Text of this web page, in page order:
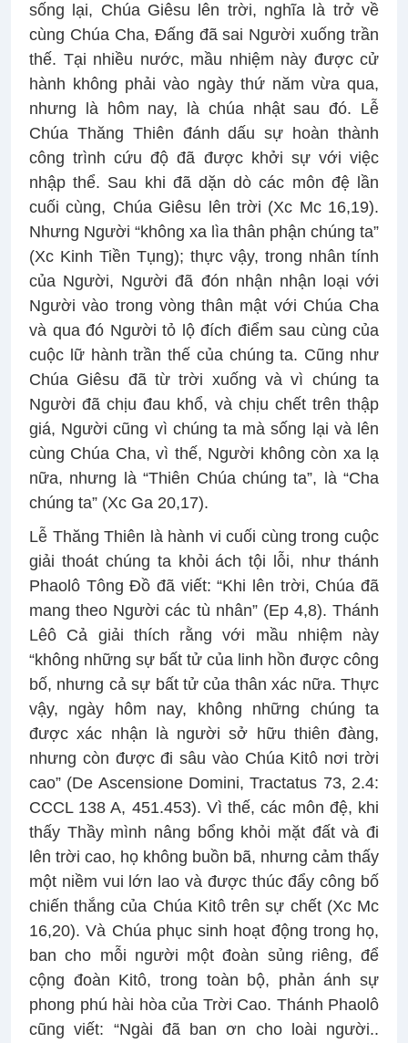
sống lại, Chúa Giêsu lên trời, nghĩa là trở về
cùng Chúa Cha, Đấng đã sai Người xuống trần
thế. Tại nhiều nước, mầu nhiệm này được cử
hành không phải vào ngày thứ năm vừa qua,
nhưng là hôm nay, là chúa nhật sau đó. Lễ
Chúa Thăng Thiên đánh dấu sự hoàn thành
công trình cứu độ đã được khởi sự với việc
nhập thể. Sau khi đã dặn dò các môn đệ lần
cuối cùng, Chúa Giêsu lên trời (Xc Mc 16,19).
Nhưng Người “không xa lìa thân phận chúng ta”
(Xc Kinh Tiền Tụng); thực vậy, trong nhân tính
của Người, Người đã đón nhận nhận loại với
Người vào trong vòng thân mật với Chúa Cha
và qua đó Người tỏ lộ đích điểm sau cùng của
cuộc lữ hành trần thế của chúng ta. Cũng như
Chúa Giêsu đã từ trời xuống và vì chúng ta
Người đã chịu đau khổ, và chịu chết trên thập
giá, Người cũng vì chúng ta mà sống lại và lên
cùng Chúa Cha, vì thế, Người không còn xa lạ
nữa, nhưng là “Thiên Chúa chúng ta”, là “Cha
chúng ta” (Xc Ga 20,17).
Lễ Thăng Thiên là hành vi cuối cùng trong cuộc
giải thoát chúng ta khỏi ách tội lỗi, như thánh
Phaolô Tông Đồ đã viết: “Khi lên trời, Chúa đã
mang theo Người các tù nhân” (Ep 4,8). Thánh
Lêô Cả giải thích rằng với mầu nhiệm này
“không những sự bất tử của linh hồn được công
bố, nhưng cả sự bất tử của thân xác nữa. Thực
vậy, ngày hôm nay, không những chúng ta
được xác nhận là người sở hữu thiên đàng,
nhưng còn được đi sâu vào Chúa Kitô nơi trời
cao” (De Ascensione Domini, Tractatus 73, 2.4:
CCCL 138 A, 451.453). Vì thế, các môn đệ, khi
thấy Thầy mình nâng bổng khỏi mặt đất và đi
lên trời cao, họ không buồn bã, nhưng cảm thấy
một niềm vui lớn lao và được thúc đẩy công bố
chiến thắng của Chúa Kitô trên sự chết (Xc Mc
16,20). Và Chúa phục sinh hoạt động trong họ,
ban cho mỗi người một đoàn sủng riêng, để
cộng đoàn Kitô, trong toàn bộ, phản ánh sự
phong phú hài hòa của Trời Cao. Thánh Phaolô
cũng viết: “Ngài đã ban ơn cho loài người..